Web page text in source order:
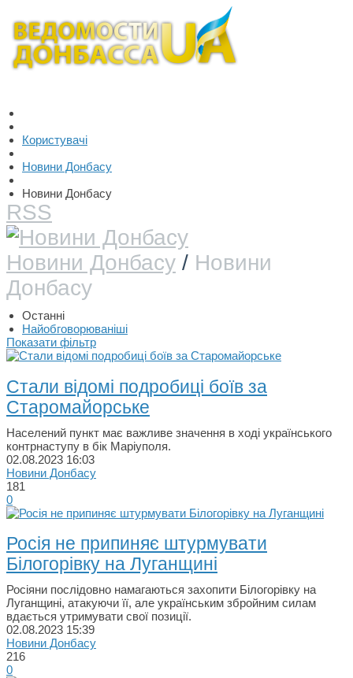
Користувачі
Новини Донбасу
Новини Донбасу
RSS
Новини Донбасу / Новини
Донбасу
Останні
Найобговорюваніші
Показати фільтр
Стали відомі подробиці боїв за
Старомайорське
Населений пункт має важливе значення в ході українського
контрнаступу в бік Маріуполя.
02.08.2023 16:03
Новини Донбасу
181
0
Росія не припиняє штурмувати
Білогорівку на Луганщині
Росіяни послідовно намагаються захопити Білогорівку на
Луганщині, атакуючи її, але українським збройним силам
вдається утримувати свої позиції.
02.08.2023 15:39
Новини Донбасу
216
0